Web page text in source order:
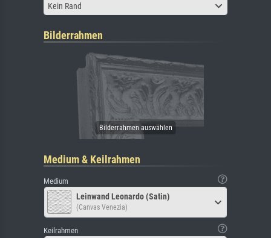
Kein Rand
Bilderrahmen
Medium & Keilrahmen
Medium
Leinwand Leonardo (Satin)
(Canvas Venezia)
Keilrahmen